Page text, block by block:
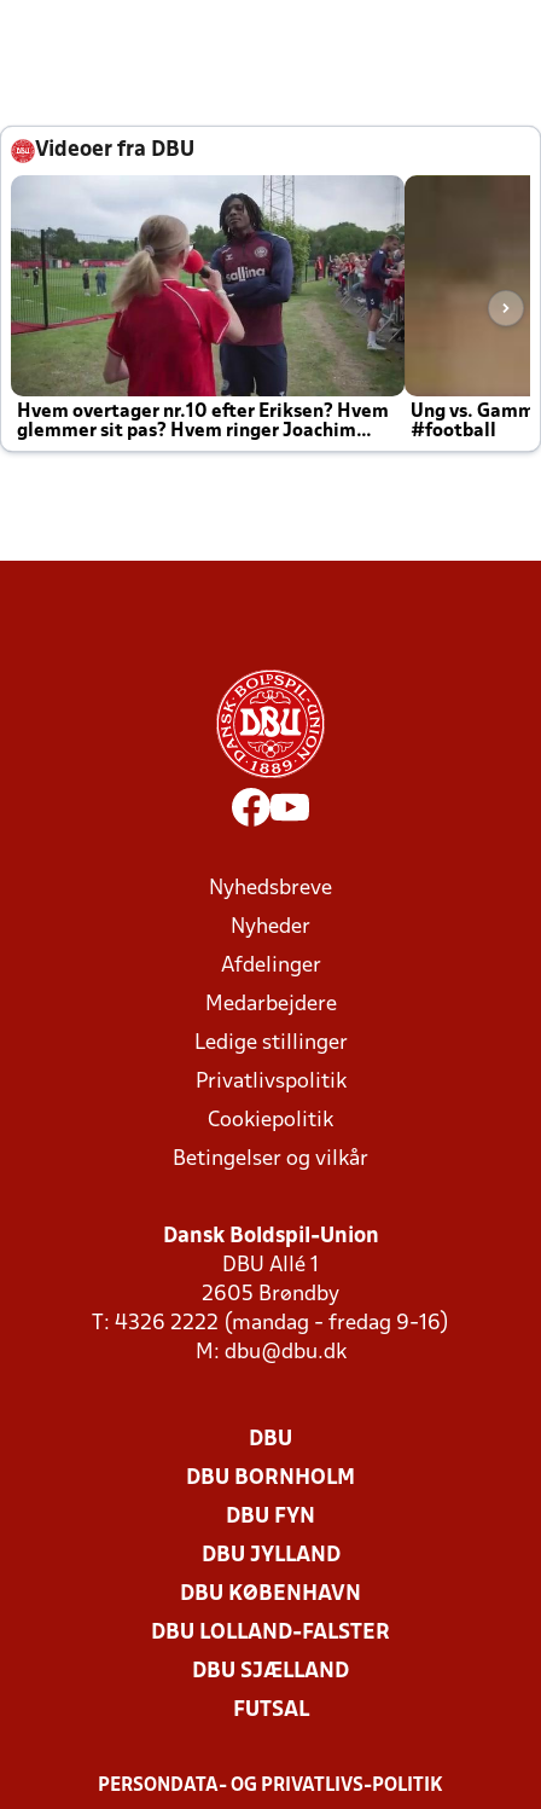
Videoer fra DBU
Hvem overtager nr.10 efter Eriksen? Hvem
glemmer sit pas? Hvem ringer Joachim
altid til efter kampe?
Ung vs.
#football
Nyhedsbreve
Nyheder
Afdelinger
Medarbejdere
Ledige stillinger
Privatlivspolitik
Cookiepolitik
Betingelser og vilkår
Dansk Boldspil-Union
DBU Allé 1
2605 Brøndby
T: 4326 2222 (mandag - fredag 9-16)
M: dbu@dbu.dk
DBU
DBU BORNHOLM
DBU FYN
DBU JYLLAND
DBU KØBENHAVN
DBU LOLLAND-FALSTER
DBU SJÆLLAND
FUTSAL
PERSONDATA- OG PRIVATLIVS-POLITIK